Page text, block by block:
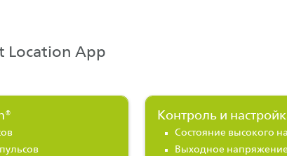
Location App
Контроль и
Состояние высокого
Выходное